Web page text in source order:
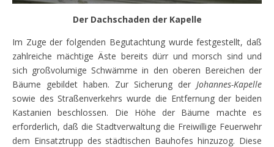
Der Dachschaden der Kapelle
Im Zuge der folgenden Begutachtung wurde festgestellt, daß
zahlreiche mächtige Äste bereits dürr und morsch sind und
sich großvolumige Schwämme in den oberen Bereichen der
Bäume gebildet haben. Zur Sicherung der Johannes-Kapelle
sowie des Straßenverkehrs wurde die Entfernung der beiden
Kastanien beschlossen. Die Höhe der Bäume machte es
erforderlich, daß die Stadtverwaltung die Freiwillige Feuerwehr
dem Einsatztrupp des städtischen Bauhofes hinzuzog. Diese